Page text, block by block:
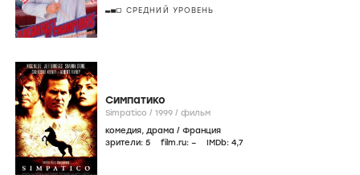
СРЕДНИЙ УРОВЕНЬ
Симпатико
Simpatico / 1999 / фильм
комедия, драма / Франция
зрители: 5 film.ru: – IMDb: 4,7